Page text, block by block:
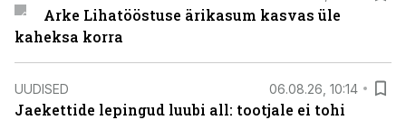
Arke Lihatööstuse ärikasum kasvas üle
kaheksa korra
UUDISED 06.08.26, 10:14
Jaekettide lepingud luubi all: tootjale ei tohi